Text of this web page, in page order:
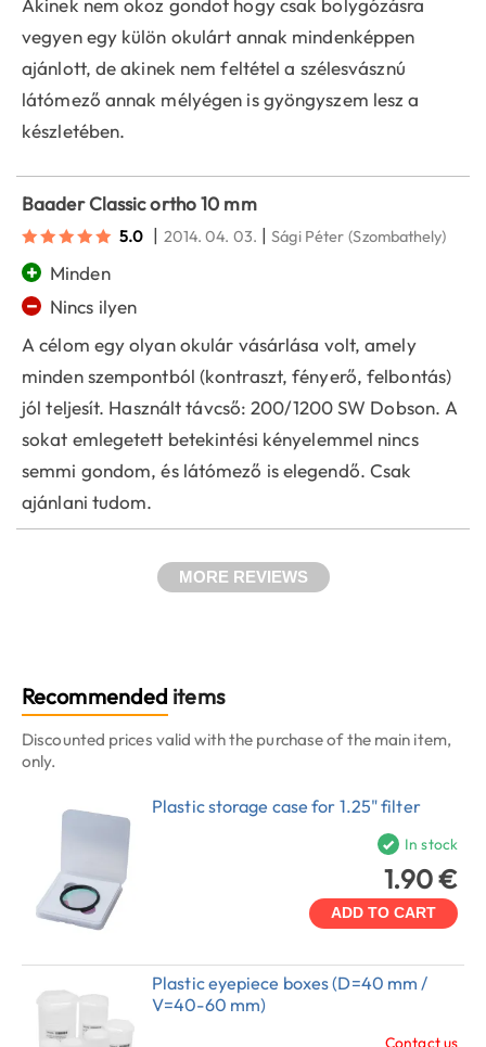
vegyen egy külön okulárt annak mindenképpen
ajánlott, de akinek nem feltétel a szélesvásznú
látómező annak mélyégen is gyöngyszem lesz a
készletében.
Baader Classic ortho 10 mm
5.0 | 2014. 04. 03. |Sági Péter (Szombathely)
+ Minden
−
Nincs ilyen
A célom egy olyan okulár vásárlása volt, amely
minden szempontból (kontraszt, fényerő, felbontás)
jól teljesít. Használt távcső: 200/1200 SW Dobson. A
sokat emlegetett betekintési kényelemmel nincs
semmi gondom, és látómező is elegendő. Csak
ajánlani tudom.
MORE REVIEWS
Recommended items
Discounted prices valid with the purchase of the main item,
only.
Plastic storage case for 1.25" filter
In stock
1.90 €
ADD TO CART
Plastic eyepiece boxes (D=40 mm /
V=40-60 mm)
Contact us